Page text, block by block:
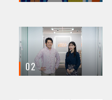
02